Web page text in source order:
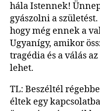
hála Istennek!
gyászolni a
hogy még ennek a
Ugyanígy, amikor
tragédia és a válás
lehet.
TL: Beszéltél
éltek egy